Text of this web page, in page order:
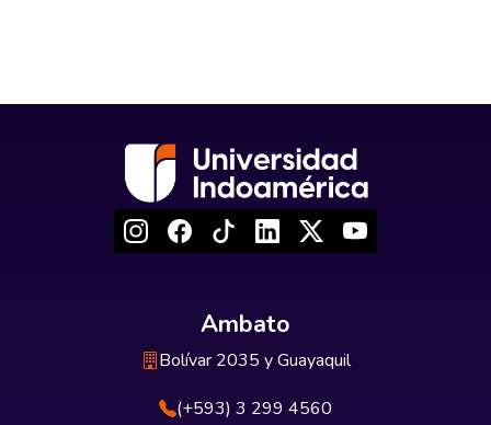
Ambato
Bolívar 2035 y Guayaquil
(+593) 3 299 4560